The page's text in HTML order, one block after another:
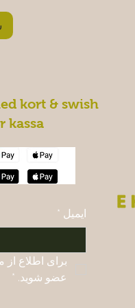
kort & swish
kassa
ایمیل *
عضو شوید. *